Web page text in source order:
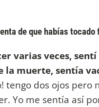
de que habías tocado
varias veces,
la muerte, sentía
tengo dos ojos pero
Yo me sentía así